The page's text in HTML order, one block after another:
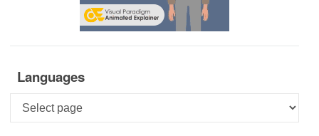
Languages
Languages